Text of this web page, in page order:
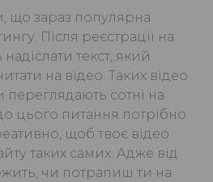
що зараз популярна
Після реєстрації на
текст, який
на відео. Таких відео
сотні на
цього питання потрібно
щоб твоє відео
таких самих. Адже від
чи потрапиш ти на